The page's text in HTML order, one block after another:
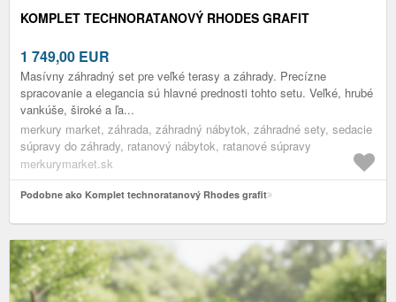
KOMPLET TECHNORATANOVÝ RHODES GRAFIT
1 749,00 EUR
Masívny záhradný set pre veľké terasy a záhrady. Precízne
spracovanie a elegancia sú hlavné prednosti tohto setu. Veľké, hrubé
vankúše, široké a ľa...
merkury market, záhrada, záhradný nábytok, záhradné sety, sedacie
súpravy do záhrady, ratanový nábytok, ratanové súpravy
merkurymarket.sk
Podobne ako Komplet technoratanový Rhodes grafit